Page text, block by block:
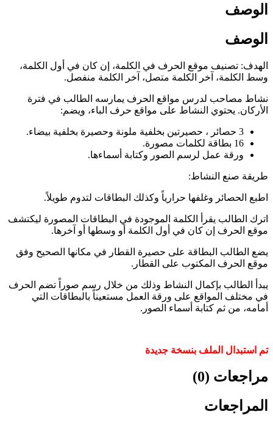
الوصف
الوصف
الهدف: تصنيف موقع الحرف في الكلمة، إن كان في أول الكلمة،
وسط الكلمة، آخر الكلمة متصل، آخر الكلمة منفصل.
نشاط مصاحب لدرس مواقع الحرف يمارسه الطالب في فترة
الأركان. يحتوي النشاط على مواقع حرف الباء، ويضم:
3 حصائر ، حصيرتين بخلفية ملونة وحصيرة بخلفية بيضاء.
16 بطاقة لكلمات مصورة.
ورقة عمل لرسم الصور وكتابة أسماءها.
طريقة صنع النشاط:
اطبع الحصائر وغلفها حرارياً وكذلك البطاقات لتدوم طويلاً.
اترك الطالب يقرأ الكلمة الموجودة في البطاقات المصورة ليكتشف
موقع الحرف إن كان في أول الكلمة أو وسطها أو آخرها.
يضع الطالب البطاقة على حصيرة القطار في مكانها الصحيح وفق
موقع الحرف المكتوب على القطار.
يبدأ الطالب بإكمال النشاط وذلك من خلال رسم صوراً تضم الحرف
في مختلف المواقع على ورقة العمل مستعيناً بالبطاقات التي
أمامه، من ثم كتابة أسماء الصور.
تم استبدال الملف بنسخة جديدة
مراجعات (0)
المراجعات